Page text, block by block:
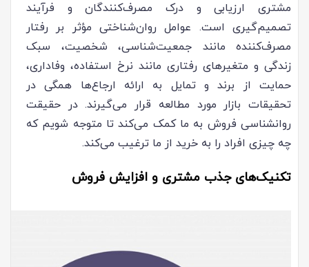
مشتری ارزیابی و درک مصرف‌کنندگان و فرآیند
تصمیم‌گیری است. عوامل روان‌شناختی مؤثر بر رفتار
مصرف‌کننده مانند جمعیت‌شناسی، شخصیت، سبک
زندگی و متغیرهای رفتاری مانند نرخ استفاده، وفاداری،
حمایت از برند و تمایل به ارائه ارجاع‌ها همگی در
تحقیقات بازار مورد مطالعه قرار می‌گیرند. در حقیقت
روانشناسی فروش به ما کمک می‌کند تا متوجه شویم که
چه چیزی افراد را به خرید از ما ترغیب می‌کند.
تکنیک‌های جذب مشتری و افزایش فروش